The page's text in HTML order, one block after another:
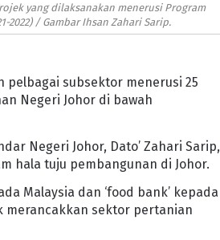
yang dilaksanakan menerusi Program
2022) / Gambar Ihsan Zahari Sarip.
pelbagai subsektor menerusi 25
Negeri Johor di bawah
Negeri Johor, Dato’ Zahari Sarip,
hala tuju pembangunan di Johor.
Malaysia dan ‘food bank’ kepada
merancakkan sektor pertanian